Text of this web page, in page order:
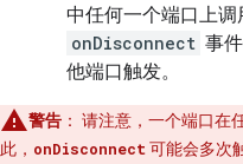
中任何一个端口上调
onDisconnect 事
他端口触发。
警告 ： 请注意，一个端口在
此， onDisconnect 可能会多次